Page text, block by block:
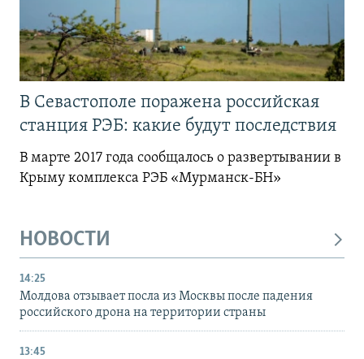
В Севастополе поражена российская
станция РЭБ: какие будут последствия
В марте 2017 года сообщалось о развертывании в
Крыму комплекса РЭБ «Мурманск-БН»
НОВОСТИ
14:25
Молдова отзывает посла из Москвы после падения
российского дрона на территории страны
13:45